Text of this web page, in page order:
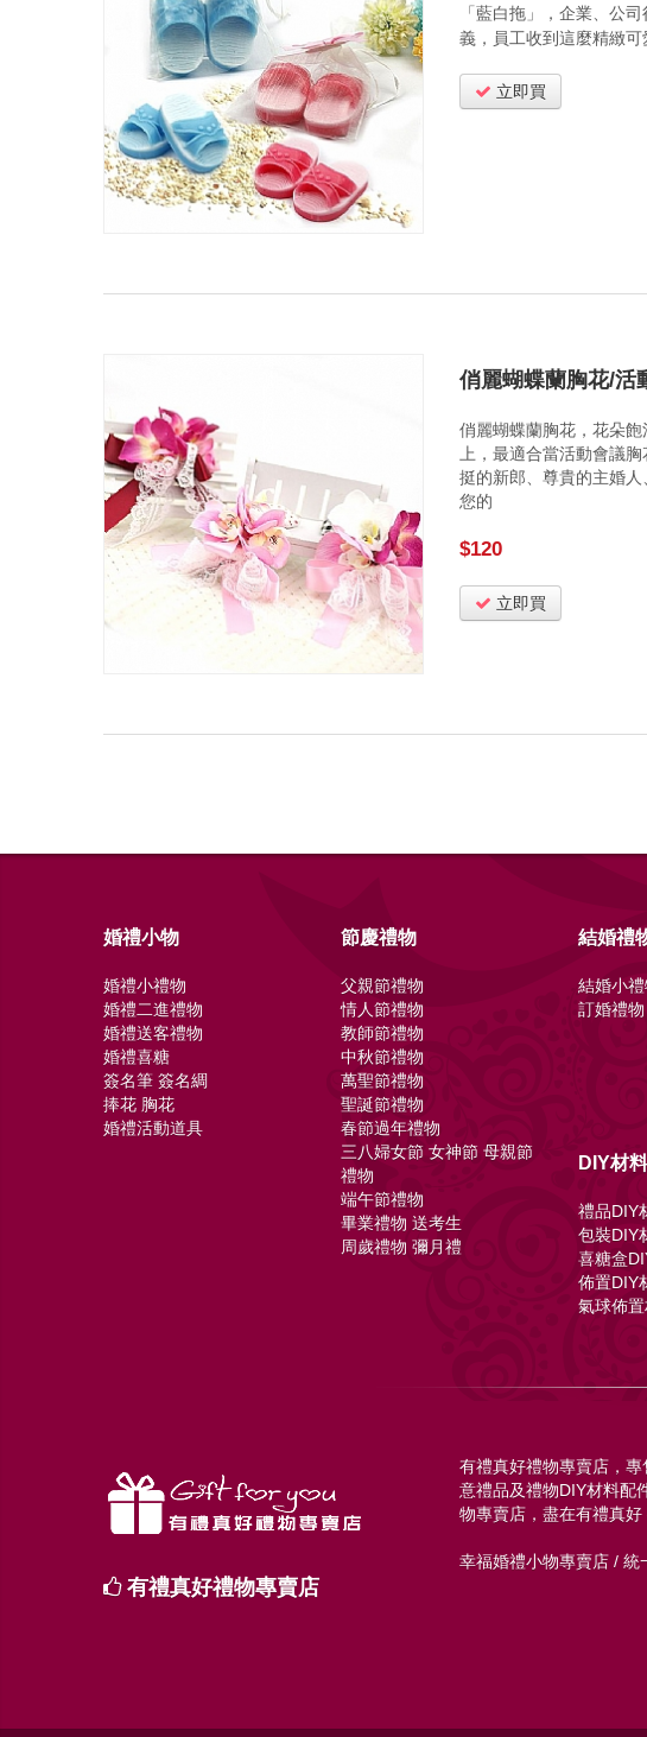
「藍白拖」，企業、公
義，員工收到這麼精緻
立即買
俏麗蝴蝶蘭胸花/活
俏麗蝴蝶蘭胸花，花朵
上，最適合當活動會議
挺的新郎、尊貴的主婚
您的
$120
立即買
婚禮小物
婚禮小禮物
婚禮二進禮物
婚禮送客禮物
婚禮喜糖
簽名筆 簽名綢
捧花 胸花
婚禮活動道具
節慶禮物
父親節禮物
情人節禮物
教師節禮物
中秋節禮物
萬聖節禮物
聖誕節禮物
春節過年禮物
三八婦女節 女神節 母親節
禮物
端午節禮物
畢業禮物 送考生
周歲禮物 彌月禮
結婚禮
結婚小禮
訂婚禮物
DIY材
禮品DIY
包裝DIY
喜糖盒
佈置DIY
氣球佈
有禮真好禮物專賣店，
意禮品及禮物DIY材料配
物專賣店，盡在有禮真好
幸福婚禮小物專賣店 /
有禮真好禮物專賣店